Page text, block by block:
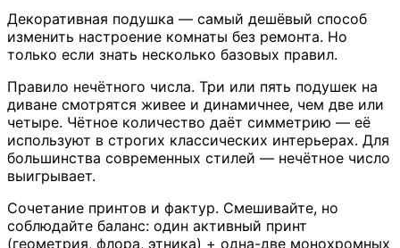
Декоративная подушка — самый дешёвый способ
изменить настроение комнаты без ремонта. Но
только если знать несколько базовых правил.
Правило нечётного числа. Три или пять подушек на
диване смотрятся живее и динамичнее, чем две или
четыре. Чётное количество даёт симметрию — её
используют в строгих классических интерьерах. Для
большинства современных стилей — нечётное число
выигрывает.
Сочетание принтов и фактур. Смешивайте, но
соблюдайте баланс: один активный принт
(геометрия, флора, этника) + одна-две монохромных